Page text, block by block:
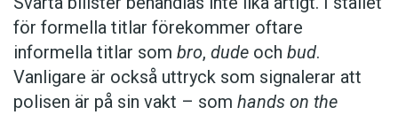
för formella titlar förekommer oftare
informella titlar som bro, dude och bud.
Vanligare är också uttryck som signalerar att
polisen är på sin vakt – som hands on the